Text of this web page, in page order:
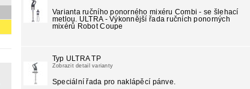
Varianta ručního ponorného mixéru Combi - se šlehací
metlou. ULTRA - Výkonnější řada ručních ponorných
mixérů Robot Coupe
Typ ULTRA TP
Zobrazit detail varianty
Speciální řada pro naklápěcí pánve.